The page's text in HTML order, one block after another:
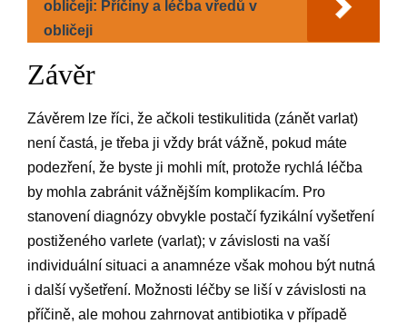
obličeji: Příčiny a léčba vředů v
obličeji
Závěr
Závěrem lze říci, že ačkoli testikulitida (zánět varlat)
není častá, je třeba ji vždy brát vážně, pokud máte
podezření, že byste ji mohli mít, protože rychlá léčba
by mohla zabránit vážnějším komplikacím. Pro
stanovení diagnózy obvykle postačí fyzikální vyšetření
postiženého varlete (varlat); v závislosti na vaší
individuální situaci a anamnéze však mohou být nutná
i další vyšetření. Možnosti léčby se liší v závislosti na
příčině, ale mohou zahrnovat antibiotika v případě